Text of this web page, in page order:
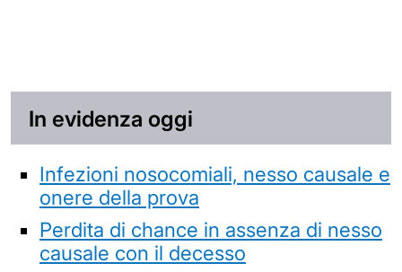
In evidenza oggi
Infezioni nosocomiali, nesso causale e
onere della prova
Perdita di chance in assenza di nesso
causale con il decesso